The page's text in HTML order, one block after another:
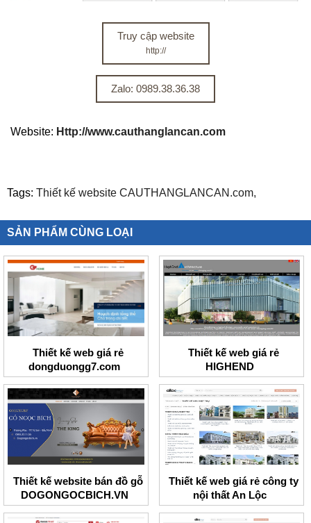
Truy cập website
http://
Zalo: 0989.38.36.38
Website: Http://www.cauthanglancan.com
Tags: Thiết kế website CAUTHANGLANCAN.com,
SẢN PHẨM CÙNG LOẠI
Thiết kế web giá rẻ
dongduongg7.com
Thiết kế web giá rẻ
HIGHEND
Thiết kế website bán đồ gỗ
DOGONGOCBICH.VN
Thiết kế web giá rẻ công ty
nội thất An Lộc